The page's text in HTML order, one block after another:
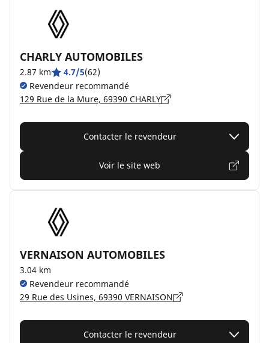
CHARLY AUTOMOBILES
2.87 km 4.7/5(62)
Revendeur recommandé
129 Rue de la Mure, 69390 CHARLY
Contacter le revendeur
Voir le site web
VERNAISON AUTOMOBILES
3.04 km
Revendeur recommandé
29 Rue des Usines, 69390 VERNAISON
Contacter le revendeur